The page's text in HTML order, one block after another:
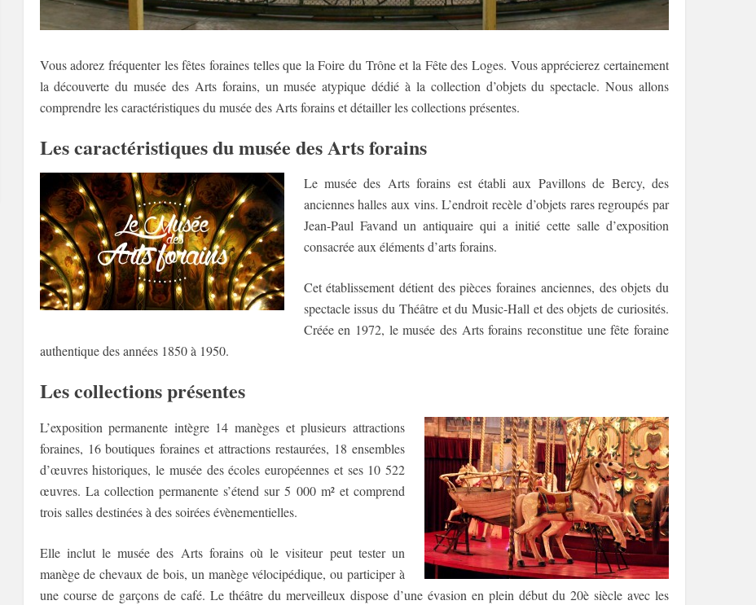
Vous adorez fréquenter les fêtes foraines telles que la Foire du Trône et la Fête des Loges. Vous apprécierez certainement
la découverte du musée des Arts forains, un musée atypique dédié à la collection d’objets du spectacle. Nous allons
comprendre les caractéristiques du musée des Arts forains et détailler les collections présentes.
Les caractéristiques du musée des Arts forains
Le musée des Arts forains est établi aux Pavillons de Bercy, des
anciennes halles aux vins. L’endroit recèle d’objets rares regroupés par
Jean-Paul Favand un antiquaire qui a initié cette salle d’exposition
consacrée aux éléments d’arts forains.
Cet établissement détient des pièces foraines anciennes, des objets du
spectacle issus du Théâtre et du Music-Hall et des objets de curiosités.
Créée en 1972, le musée des Arts forains reconstitue une fête foraine
authentique des années 1850 à 1950.
Les collections présentes
L’exposition permanente intègre 14 manèges et plusieurs attractions
foraines, 16 boutiques foraines et attractions restaurées, 18 ensembles
d’œuvres historiques, le musée des écoles européennes et ses 10 522
œuvres. La collection permanente s’étend sur 5 000 m² et comprend
trois salles destinées à des soirées évènementielles.
Elle inclut le musée des Arts forains où le visiteur peut tester un
manège de chevaux de bois, un manège vélocipédique, ou participer à
une course de garçons de café. Le théâtre du merveilleux dispose d’une évasion en plein début du 20è siècle avec les